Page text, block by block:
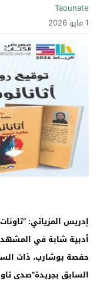
Taounate
1 مايو 2026
إدريس المزياتي:
أدبية شابة في المشهد
السابق بجريدة”صدى